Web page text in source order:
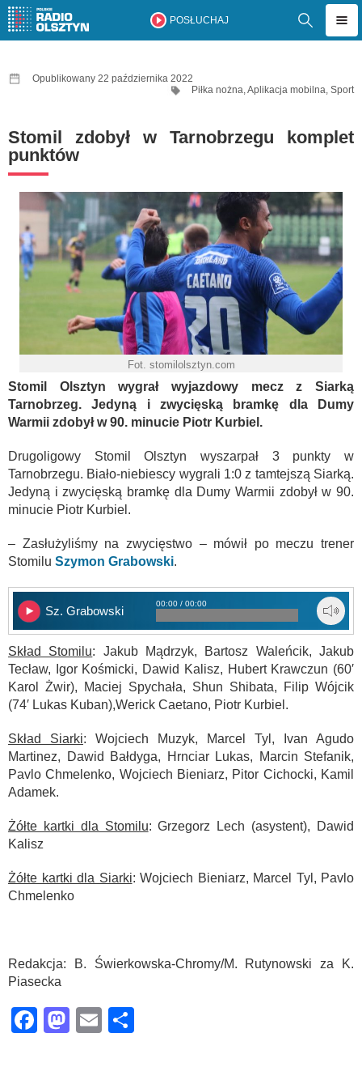
POSŁUCHAJ
Opublikowany 22 października 2022
Piłka nożna,Aplikacja mobilna, Sport
Stomil zdobył w Tarnobrzegu komplet
punktów
Fot. stomilolsztyn.com
Stomil Olsztyn wygrał wyjazdowy mecz z Siarką
Tarnobrzeg. Jedyną i zwycięską bramkę dla Dumy
Warmii zdobył w 90. minucie Piotr Kurbiel.
Drugoligowy Stomil Olsztyn wyszarpał 3 punkty w
Tarnobrzegu. Biało-niebiescy wygrali 1:0 z tamtejszą Siarką.
Jedyną i zwycięską bramkę dla Dumy Warmii zdobył w 90.
minucie Piotr Kurbiel.
– Zasłużyliśmy na zwycięstwo – mówił po meczu trener
Stomilu Szymon Grabowski.
Sz. Grabowski
00:00 / 00:00
Skład Stomilu: Jakub Mądrzyk, Bartosz Waleńcik, Jakub
Tecław, Igor Kośmicki, Dawid Kalisz, Hubert Krawczun (60′
Karol Żwir), Maciej Spychała, Shun Shibata, Filip Wójcik
(74′ Lukas Kuban),Werick Caetano, Piotr Kurbiel.
Skład Siarki: Wojciech Muzyk, Marcel Tyl, Ivan Agudo
Martinez, Dawid Bałdyga, Hrnciar Lukas, Marcin Stefanik,
Pavlo Chmelenko, Wojciech Bieniarz, Pitor Cichocki, Kamil
Adamek.
Żółte kartki dla Stomilu: Grzegorz Lech (asystent), Dawid
Kalisz
Żółte kartki dla Siarki: Wojciech Bieniarz, Marcel Tyl, Pavlo
Chmelenko
Redakcja: B. Świerkowska-Chromy/M. Rutynowski za K.
Piasecka
Facebook
Mastodon
Email